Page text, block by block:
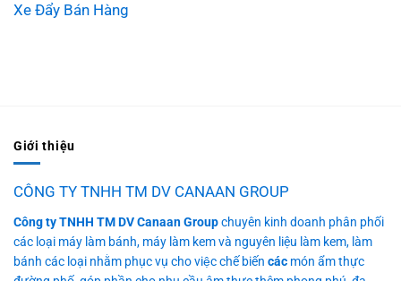
Xe Đẩy Bán Hàng
Giới thiệu
CÔNG TY TNHH TM DV CANAAN GROUP
Công ty TNHH TM DV Canaan Groupchuyên kinh doanh phân phối
các loại máy làm bánh, máy làm kem và nguyên liệu làm kem, làm
bánh các loại nhằm phục vụ cho việc chế biến các món ẩm thực